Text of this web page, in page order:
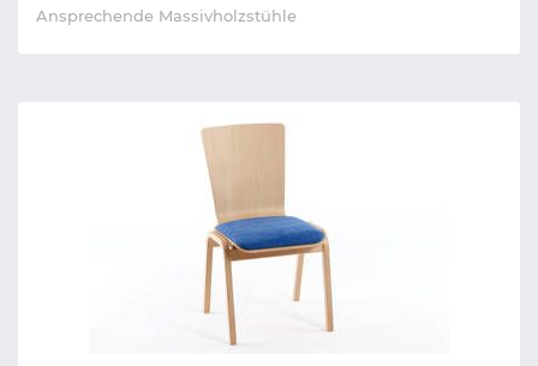
Ansprechende Massivholzstühle